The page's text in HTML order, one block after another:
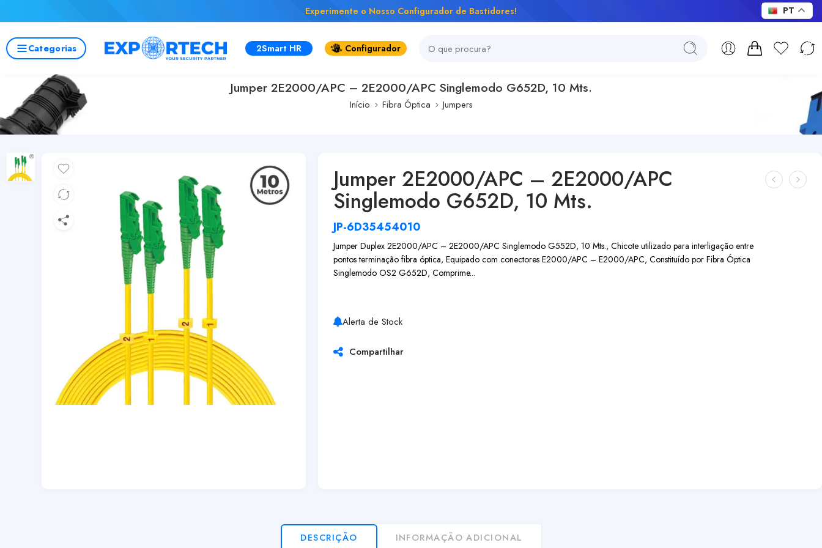
Experimente o Nosso Configurador de Bastidores!
Categorias 2Smart HR Configurador
Jumper 2E2000/APC – 2E2000/APC Singlemodo G652D, 10 Mts.
Início Fibra Óptica Jumpers
Jumper 2E2000/APC – 2E2000/APC
Singlemodo G652D, 10 Mts.
JP-6D35454010
Jumper Duplex 2E2000/APC – 2E2000/APC Singlemodo G552D, 10 Mts., Chicote utilizado para interligação entre
pontos terminação fibra óptica, Equipado com conectores E2000/APC – E2000/APC, Constituído por Fibra Óptica
Singlemodo OS2 G652D, Comprime...
Alerta de Stock
Compartilhar
DESCRIÇÃO INFORMAÇÃO ADICIONAL
PT